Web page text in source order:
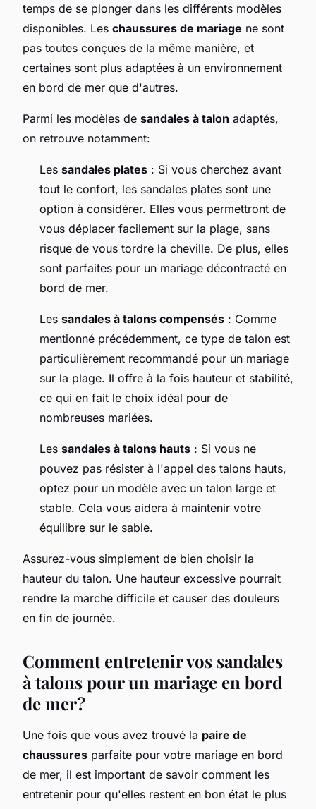
temps de se plonger dans les différents modèles
disponibles. Les chaussures de mariage ne sont
pas toutes conçues de la même manière, et
certaines sont plus adaptées à un environnement
en bord de mer que d'autres.
Parmi les modèles de sandales à talon adaptés,
on retrouve notamment:
Les sandales plates : Si vous cherchez avant
tout le confort, les sandales plates sont une
option à considérer. Elles vous permettront de
vous déplacer facilement sur la plage, sans
risque de vous tordre la cheville. De plus, elles
sont parfaites pour un mariage décontracté en
bord de mer.
Les sandales à talons compensés : Comme
mentionné précédemment, ce type de talon est
particulièrement recommandé pour un mariage
sur la plage. Il offre à la fois hauteur et stabilité,
ce qui en fait le choix idéal pour de
nombreuses mariées.
Les sandales à talons hauts : Si vous ne
pouvez pas résister à l'appel des talons hauts,
optez pour un modèle avec un talon large et
stable. Cela vous aidera à maintenir votre
équilibre sur le sable.
Assurez-vous simplement de bien choisir la
hauteur du talon. Une hauteur excessive pourrait
rendre la marche difficile et causer des douleurs
en fin de journée.
Comment entretenir vos sandales
à talons pour un mariage en bord
de mer?
Une fois que vous avez trouvé la paire de
chaussures parfaite pour votre mariage en bord
de mer, il est important de savoir comment les
entretenir pour qu'elles restent en bon état le plus